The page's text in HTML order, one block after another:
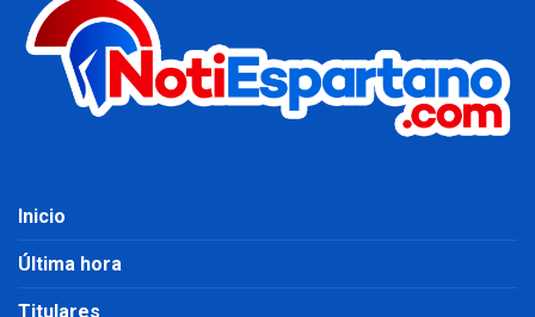
Inicio
Última hora
Titulares